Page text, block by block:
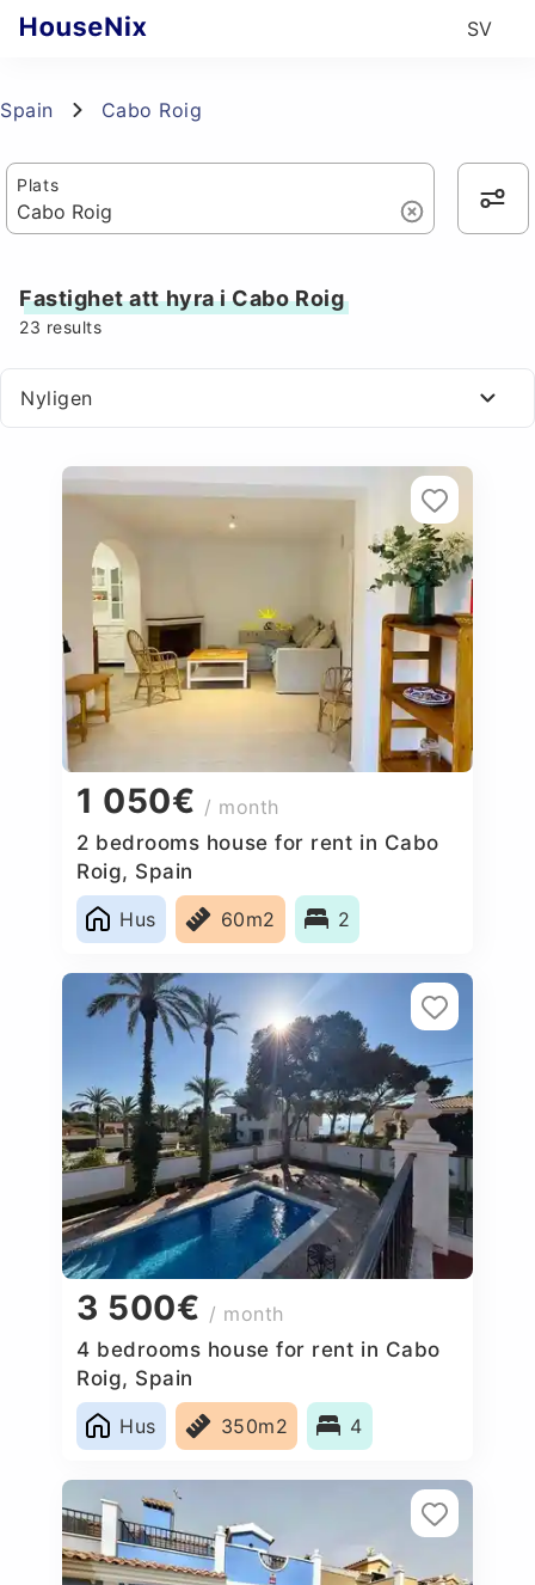
SV
Spain Cabo Roig
Plats
Fastighet att hyra i Cabo Roig
23 results
Nyligen
1 050€ / month
2 bedrooms house for rent in Cabo
Roig, Spain
Hus
60m2 2
3 500€ / month
4 bedrooms house for rent in Cabo
Roig, Spain
Hus
350m2 4